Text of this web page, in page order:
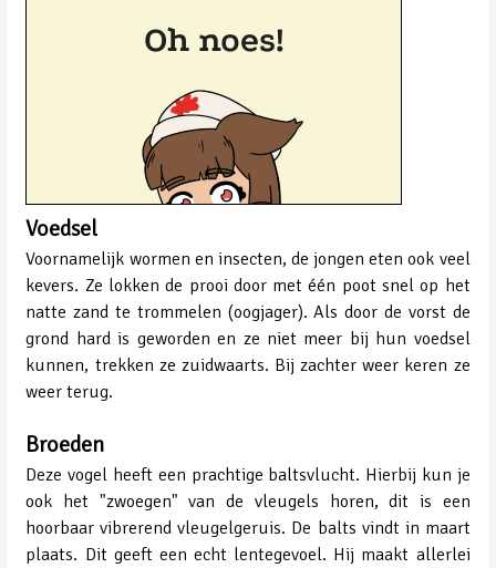
Voedsel
Voornamelijk wormen en insecten, de jongen eten ook veel
kevers. Ze lokken de prooi door met één poot snel op het
natte zand te trommelen (oogjager). Als door de vorst de
grond hard is geworden en ze niet meer bij hun voedsel
kunnen, trekken ze zuidwaarts. Bij zachter weer keren ze
weer terug.
Broeden
Deze vogel heeft een prachtige baltsvlucht. Hierbij kun je
ook het "zwoegen" van de vleugels horen, dit is een
hoorbaar vibrerend vleugelgeruis. De balts vindt in maart
plaats. Dit geeft een echt lentegevoel. Hij maakt allerlei